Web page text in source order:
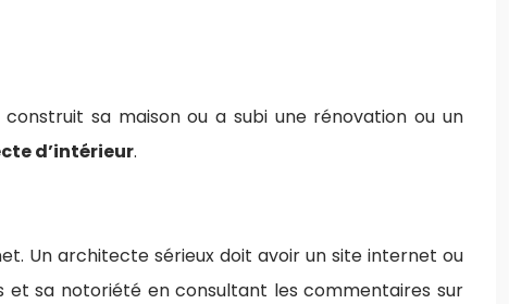
sa maison ou a subi une rénovation ou un
d’intérieur.
Un architecte sérieux doit avoir un site internet ou
et sa notoriété en consultant les commentaires sur